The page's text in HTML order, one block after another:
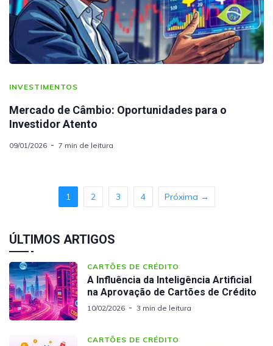
INVESTIMENTOS
Mercado de Câmbio: Oportunidades para o
Investidor Atento
09/01/2026 7 min de leitura
1 2 3 4 Próxima →
ÚLTIMOS ARTIGOS
CARTÕES DE CRÉDITO
A Influência da Inteligência Artificial
na Aprovação de Cartões de Crédito
10/02/2026 3 min de leitura
CARTÕES DE CRÉDITO